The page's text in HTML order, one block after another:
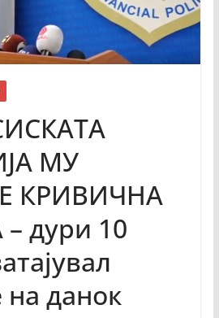
МУ
КРИВИЧНА
дури 10
данок